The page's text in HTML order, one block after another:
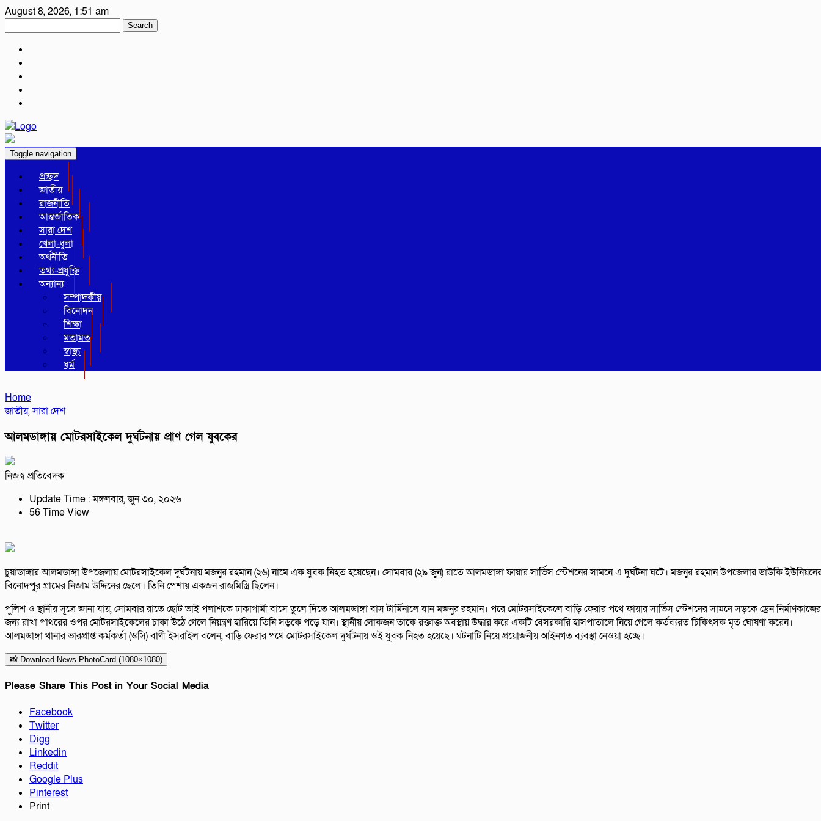
August 8, 2026, 1:51 am
Search
Toggle navigation
প্রচ্ছদ
জাতীয়
রাজনীতি
আন্তর্জাতিক
সারা দেশ
খেলা-ধুলা
অর্থনীতি
তথ্য-প্রযুক্তি
অন্যান্য
সম্পাদকীয়
বিনোদন
শিক্ষা
মতামত
স্বাস্থ্য
ধর্ম
Home
জাতীয়,সারা দেশ
আলমডাঙ্গায় মোটরসাইকেল দুর্ঘটনায় প্রাণ গেল যুবকের
নিজস্ব প্রতিবেদক
Update Time : মঙ্গলবার, জুন ৩০, ২০২৬
56 Time View
চুয়াডাঙ্গার আলমডাঙ্গা উপজেলায় মোটরসাইকেল দুর্ঘটনায় মজনুর রহমান (২৬) নামে এক যুবক নিহত হয়েছেন। সোমবার (২৯ জুন) রাতে আলমডাঙ্গা ফায়ার সার্ভিস স্টেশনের সামনে এ দুর্ঘটনা ঘটে। মজনুর রহমান উপজেলার ডাউকি
বিনোদপুর গ্রামের নিজাম উদ্দিনের ছেলে। তিনি পেশায় একজন রাজমিস্ত্রি ছিলেন।
পুলিশ ও স্থানীয় সূত্রে জানা যায়, সোমবার রাতে ছোট ভাই পলাশকে ঢাকাগামী বাসে তুলে দিতে আলমডাঙ্গা বাস টার্মিনালে যান মজনুর রহমান। পরে মোটরসাইকেলে বাড়ি ফেরার পথে ফায়ার সার্ভিস স্টেশনের সামনে সড়কে ড্রেন নির্মাণকাজের
জন্য রাখা পাথরের ওপর মোটরসাইকেলের চাকা উঠে গেলে নিয়ন্ত্রণ হারিয়ে তিনি সড়কে পড়ে যান। স্থানীয় লোকজন তাকে রক্তাক্ত অবস্থায় উদ্ধার করে একটি বেসরকারি হাসপাতালে নিয়ে গেলে কর্তব্যরত চিকিৎসক মৃত ঘোষণা করেন।
আলমডাঙ্গা থানার ভারপ্রাপ্ত কর্মকর্তা (ওসি) বাণী ইসরাইল বলেন, বাড়ি ফেরার পথে মোটরসাইকেল দুর্ঘটনায় ওই যুবক নিহত হয়েছে। ঘটনাটি নিয়ে প্রয়োজনীয় আইনগত ব্যবস্থা নেওয়া হচ্ছে।
📸 Download News PhotoCard (1080×1080)
Please Share This Post in Your Social Media
Facebook
Twitter
Digg
Linkedin
Reddit
Google Plus
Pinterest
Print